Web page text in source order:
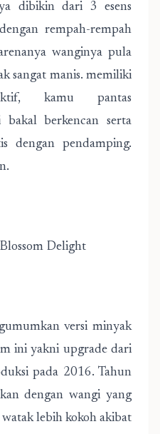
dibikin dari 3 esens
rempah-rempah
wanginya pula
sangat manis. memiliki
kamu pantas
bakal berkencan serta
dengan pendamping.
Delight
versi minyak
ini yakni upgrade dari
pada 2016. Tahun
dengan wangi yang
lebih kokoh akibat